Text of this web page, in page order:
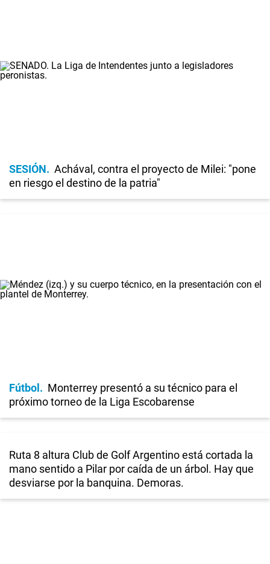
SESIÓN
Achával, contra el proyecto de Milei: "pone
en riesgo el destino de la patria"
Fútbol
Monterrey presentó a su técnico para el
próximo torneo de la Liga Escobarense
Ruta 8 altura Club de Golf Argentino está cortada la
mano sentido a Pilar por caída de un árbol. Hay que
desviarse por la banquina. Demoras.